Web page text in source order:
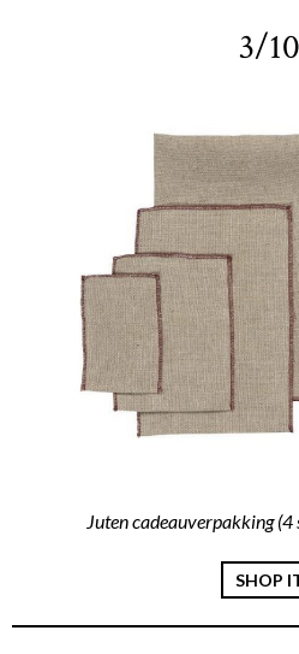
3/10
Juten cadeauverpakking (4
SHOP